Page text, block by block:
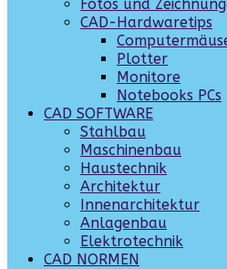
Fotos und
CAD-Hardwaretips
Plotter
Monitore
Notebooks PCs
CAD SOFTWARE
Stahlbau
Maschinenbau
Haustechnik
Architektur
Innenarchitektur
Anlagenbau
Elektrotechnik
CAD NORMEN